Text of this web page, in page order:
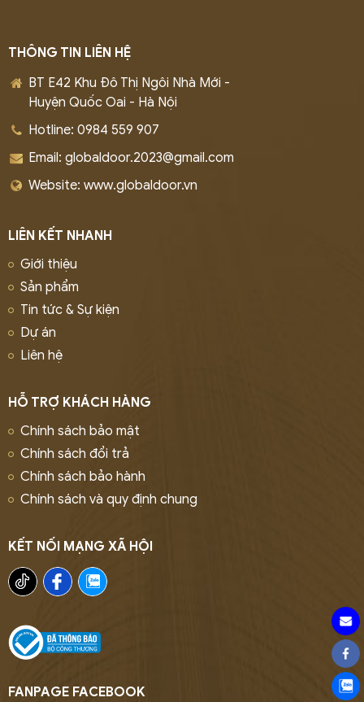
THÔNG TIN LIÊN HỆ
BT E42 Khu Đô Thị Ngôi Nhà Mới -
Huyện Quốc Oai - Hà Nội
Hotline: 0984 559 907
Email: globaldoor.2023@gmail.com
Website: www.globaldoor.vn
LIÊN KẾT NHANH
Giới thiệu
Sản phẩm
Tin tức & Sự kiện
Dự án
Liên hệ
HỖ TRỢ KHÁCH HÀNG
Chính sách bảo mật
Chính sách đổi trả
Chính sách bảo hành
Chính sách và quy định chung
KẾT NỐI MẠNG XÃ HỘI
FANPAGE FACEBOOK